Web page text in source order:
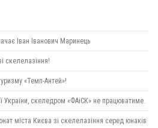
Іван Іванович Маринець
скелелазіння!
«Темп-Антей»!
України, скеледром «ФАіСК» не працюватиме.
міста Києва зі скелелазіння серед юнаків